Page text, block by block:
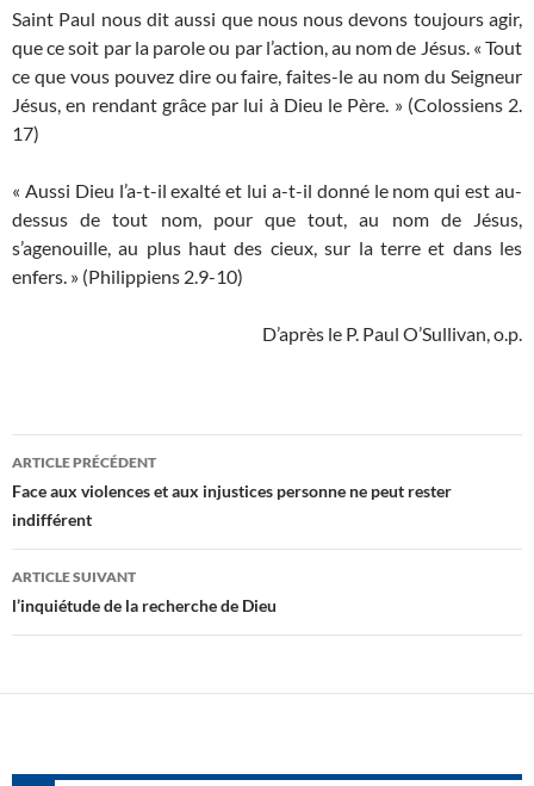
Saint Paul nous dit aussi que nous nous devons toujours agir,
que ce soit par la parole ou par l’action, au nom de Jésus. « Tout
ce que vous pouvez dire ou faire, faites-le au nom du Seigneur
Jésus, en rendant grâce par lui à Dieu le Père. » (Colossiens 2.
17)
« Aussi Dieu l’a-t-il exalté et lui a-t-il donné le nom qui est au-
dessus de tout nom, pour que tout, au nom de Jésus,
s’agenouille, au plus haut des cieux, sur la terre et dans les
enfers. » (Philippiens 2.9-10)
D’après le P. Paul O’Sullivan, o.p.
Navigation
des
articles
ARTICLE PRÉCÉDENT
Face aux violences et aux injustices personne ne peut rester
indifférent
ARTICLE SUIVANT
l’inquiétude de la recherche de Dieu